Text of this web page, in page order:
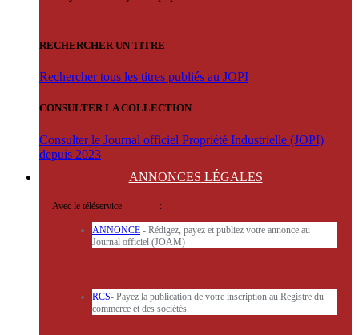
RECHERCHER UN TITRE
Rechercher tous les titres publiés au JOPI
CONSULTER LA COLLECTION
Consulter le Journal officiel Propriété Industrielle (JOPI)
depuis 2023
ANNONCES LÉGALES
Avec le téléservice :
ANNONCE - Rédigez, payez et publiez votre annonce au
Journal officiel (JOAM)
RCS- Payez la publication de votre inscription au Registre du
commerce et des sociétés.